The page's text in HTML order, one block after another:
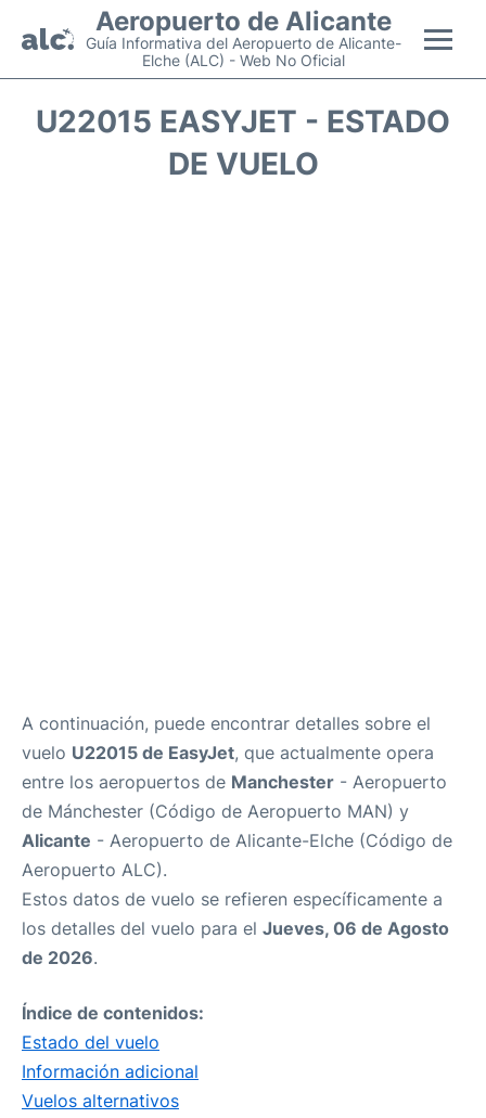
Aeropuerto de Alicante
Guía Informativa del Aeropuerto de Alicante-
Elche (ALC) - Web No Oficial
Vuelos +
U22015 EASYJET - ESTADO
DE VUELO
A continuación, puede encontrar detalles sobre el
vuelo U22015 de EasyJet, que actualmente opera
entre los aeropuertos de Manchester - Aeropuerto
de Mánchester (Código de Aeropuerto MAN) y
Alicante - Aeropuerto de Alicante-Elche (Código de
Aeropuerto ALC).
Estos datos de vuelo se refieren específicamente a
los detalles del vuelo para el Jueves, 06 de Agosto
de 2026.
Índice de contenidos:
Estado del vuelo
Información adicional
Vuelos alternativos